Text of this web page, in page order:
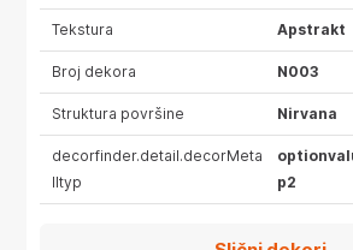
Tekstura Apstrakt
Broj dekora N003
Struktura površine Nirvana
decorfinder.detail.decorMeta
lltyp
p2